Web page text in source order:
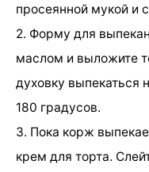
просеянной мукой и
2. Форму для
маслом и выложите
духовку выпекаться
180 градусов.
3. Пока корж
крем для торта.